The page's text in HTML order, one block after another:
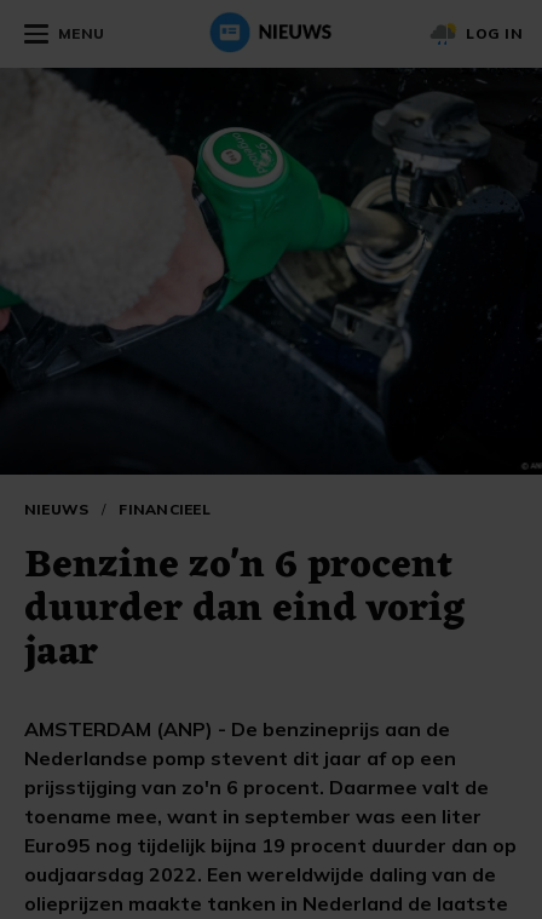
MENU LOG IN
NIEUWS / FINANCIEEL
Benzine zo'n 6 procent
duurder dan eind vorig
jaar
AMSTERDAM (ANP) - De benzineprijs aan de
Nederlandse pomp stevent dit jaar af op een
prijsstijging van zo'n 6 procent. Daarmee valt de
toename mee, want in september was een liter
Euro95 nog tijdelijk bijna 19 procent duurder dan op
oudjaarsdag 2022. Een wereldwijde daling van de
olieprijzen maakte tanken in Nederland de laatste